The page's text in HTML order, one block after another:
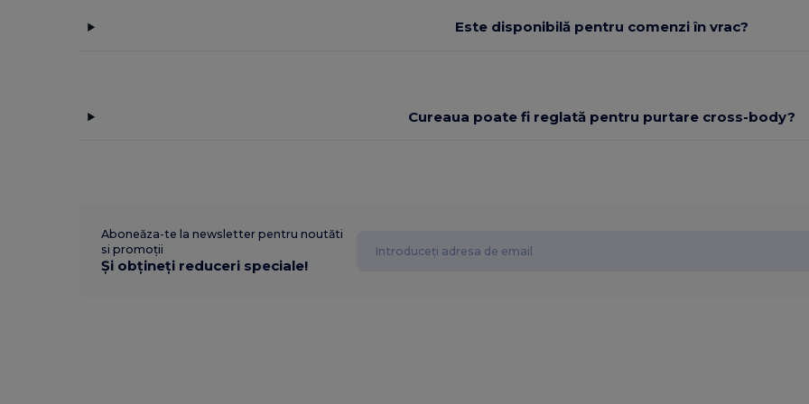
Este disponibilă pentru comenzi în vrac?
Cureaua poate fi reglată pentru purtare cross-body?
Aboneăza-te la newsletter pentru noutăti
si promoții
Și obțineți reduceri speciale!